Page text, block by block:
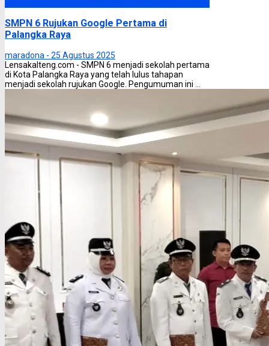
SMPN 6 Rujukan Google Pertama di
Palangka Raya
maradona - 25 Agustus 2025
Lensakalteng.com - SMPN 6 menjadi sekolah pertama
di Kota Palangka Raya yang telah lulus tahapan
menjadi sekolah rujukan Google. Pengumuman ini ...